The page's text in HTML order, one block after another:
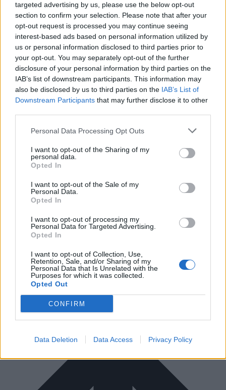
targeted advertising by us, please use the below opt-out
section to confirm your selection. Please note that after your
opt-out request is processed you may continue seeing
interest-based ads based on personal information utilized by
us or personal information disclosed to third parties prior to
your opt-out. You may separately opt-out of the further
disclosure of your personal information by third parties on the
IAB’s list of downstream participants. This information may
also be disclosed by us to third parties on the IAB’s List of
Downstream Participants that may further disclose it to other
Personal Data Processing Opt Outs
I want to opt-out of the Sharing of my
personal data.
Opted In
I want to opt-out of the Sale of my
Personal Data.
Opted In
I want to opt-out of processing my
Personal Data for Targeted Advertising.
Opted In
I want to opt-out of Collection, Use,
Retention, Sale, and/or Sharing of my
Personal Data that Is Unrelated with the
Purposes for which it was collected.
Opted Out
CONFIRM
Data Deletion Data Access Privacy Policy
PERSONAL CARE
HOME SECURITY
ΦΩΤΙΣΜΟΣ
INDOOR
ΣΑΛΟΝΙ
ΚΟΥΖΙΝΑ
ΜΠΑΝΙΟ
ΥΠΝΟΔΩΜΑΤΙΟ
ΠΑΙΔΙΚΟ ΔΩΜΑΤΙΟ
HOME OFFICE
OUTDOOR
ΚΗΠΟΣ
ΓΚΑΡΑΖ
DIY
ΟΡΓΑΝΩΣΗ & TIPS
@HOME
ΨΥΧΑΓΩΓΙΑ
ΜΑΓΕΙΡΙΚΗ
PETS
ΑΝΑΚΑΙΝΙΣΗ
ΒΑΦΕΣ & ΕΡΓΑΛΕΙΑ
ΣΚΙΑΣΗ
ΔΙΑΓΩΝΙΣΜΟΙ